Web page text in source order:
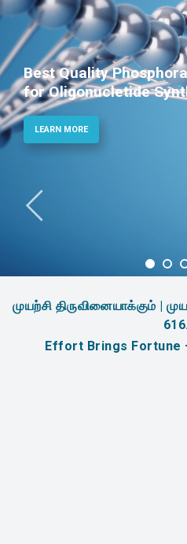
Best Quality
for Oligonucletide
LEARN MORE
முயற்சி திருவினையாக்கும் |
Effort Brings Fortune